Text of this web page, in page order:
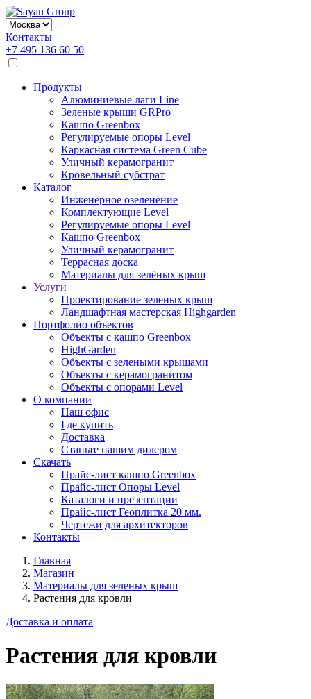
Контакты
+7 495 136 60 50
Продукты
Алюминиевые лаги Line
Зеленые крыши GRPro
Кашпо Greenbox
Регулируемые опоры Level
Каркасная система Green Cube
Уличный керамогранит
Кровельный субстрат
Каталог
Инженерное озеленение
Комплектующие Level
Регулируемые опоры Level
Кашпо Greenbox
Уличный керамогранит
Террасная доска
Материалы для зелёных крыш
Услуги
Проектирование зеленых крыш
Ландшафтная мастерская Highgarden
Портфолио объектов
Объекты с кашпо Greenbox
HighGarden
Объекты с зелеными крышами
Объекты с керамогранитом
Объекты с опорами Level
О компании
Наш офис
Где купить
Доставка
Станьте нашим дилером
Скачать
Прайс-лист кашпо Greenbox
Прайс-лист Опоры Level
Каталоги и презентации
Прайс-лист Геоплитка 20 мм.
Чертежи для архитекторов
Контакты
Главная
Магазин
Материалы для зеленых крыш
Растения для кровли
Доставка и оплата
Растения для кровли